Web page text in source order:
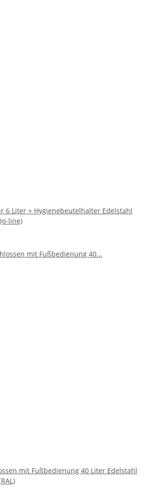
6 Liter + Hygienebeutelhalter Edelstahl
line)
mit Fußbedienung 40 Liter Edelstahl